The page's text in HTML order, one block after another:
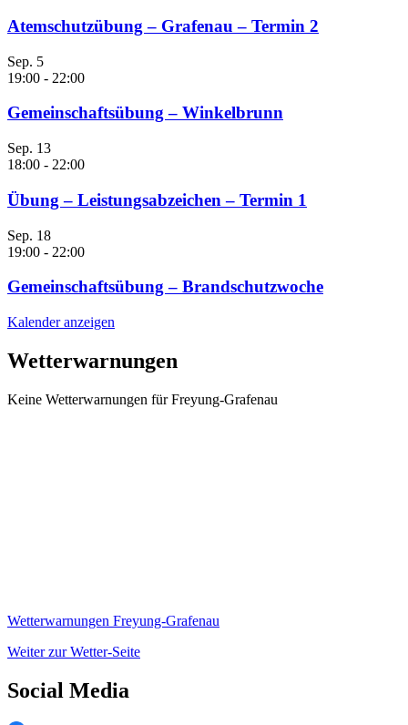
Atemschutzübung – Grafenau – Termin 2
Sep. 5
19:00 - 22:00
Gemeinschaftsübung – Winkelbrunn
Sep. 13
18:00 - 22:00
Übung – Leistungsabzeichen – Termin 1
Sep. 18
19:00 - 22:00
Gemeinschaftsübung – Brandschutzwoche
Kalender anzeigen
Wetterwarnungen
Keine Wetterwarnungen für Freyung-Grafenau
Wetterwarnungen Freyung-Grafenau
Weiter zur Wetter-Seite
Social Media